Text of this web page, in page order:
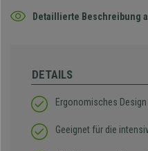
Detaillierte Beschreibung
DETAILS
Ergonomisches Design
Geeignet für die